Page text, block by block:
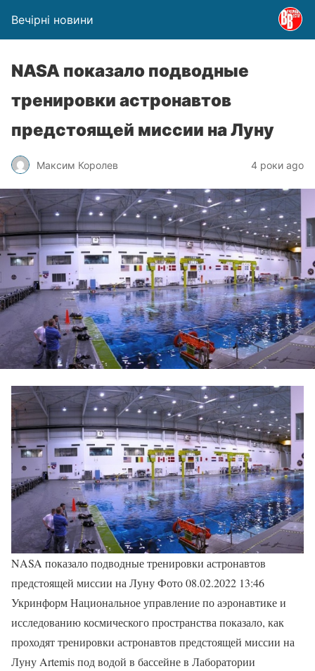
Вечірні новини
NASA показало подводные
тренировки астронавтов
предстоящей миссии на Луну
Максим Королев 4 роки ago
NASA показало подводные тренировки астронавтов
предстоящей миссии на Луну Фото 08.02.2022 13:46
Укринформ Национальное управление по аэронавтике и
исследованию космического пространства показало, как
проходят тренировки астронавтов предстоящей миссии на
Луну Artemis под водой в бассейне в Лаборатории